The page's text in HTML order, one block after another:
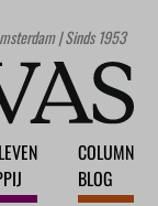
| Sinds 1953
COLUMN
BLOG